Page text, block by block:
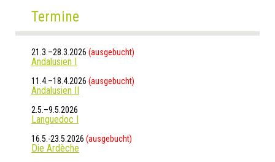
Termine
21.3.–28.3.2026 (ausgebucht)
Andalusien I
11.4.–18.4.2026 (ausgebucht)
Andalusien II
2.5.–9.5.2026
Languedoc I
16.5.-23.5.2026 (ausgebucht)
Die Ardèche